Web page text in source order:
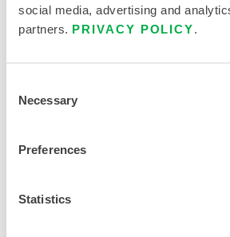
social media, advertising and
partners. PRIVACY POLICY
Selection
Necessary
Preferences
StatisticsDOCUMENTOS